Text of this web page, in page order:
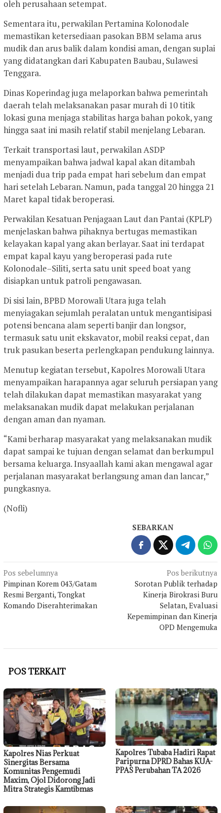
oleh perusahaan setempat.
Sementara itu, perwakilan Pertamina Kolonodale
memastikan ketersediaan pasokan BBM selama arus
mudik dan arus balik dalam kondisi aman, dengan suplai
yang didatangkan dari Kabupaten Baubau, Sulawesi
Tenggara.
Dinas Koperindag juga melaporkan bahwa pemerintah
daerah telah melaksanakan pasar murah di 10 titik
lokasi guna menjaga stabilitas harga bahan pokok, yang
hingga saat ini masih relatif stabil menjelang Lebaran.
Terkait transportasi laut, perwakilan ASDP
menyampaikan bahwa jadwal kapal akan ditambah
menjadi dua trip pada empat hari sebelum dan empat
hari setelah Lebaran. Namun, pada tanggal 20 hingga 21
Maret kapal tidak beroperasi.
Perwakilan Kesatuan Penjagaan Laut dan Pantai (KPLP)
menjelaskan bahwa pihaknya bertugas memastikan
kelayakan kapal yang akan berlayar. Saat ini terdapat
empat kapal kayu yang beroperasi pada rute
Kolonodale–Siliti, serta satu unit speed boat yang
disiapkan untuk patroli pengawasan.
Di sisi lain, BPBD Morowali Utara juga telah
menyiagakan sejumlah peralatan untuk mengantisipasi
potensi bencana alam seperti banjir dan longsor,
termasuk satu unit ekskavator, mobil reaksi cepat, dan
truk pasukan beserta perlengkapan pendukung lainnya.
Menutup kegiatan tersebut, Kapolres Morowali Utara
menyampaikan harapannya agar seluruh persiapan yang
telah dilakukan dapat memastikan masyarakat yang
melaksanakan mudik dapat melakukan perjalanan
dengan aman dan nyaman.
“Kami berharap masyarakat yang melaksanakan mudik
dapat sampai ke tujuan dengan selamat dan berkumpul
bersama keluarga. Insyaallah kami akan mengawal agar
perjalanan masyarakat berlangsung aman dan lancar,”
pungkasnya.
(Nofli)
SEBARKAN
Navigasi
pos
Pos sebelumnya
Pimpinan Korem 043/Gatam
Resmi Berganti, Tongkat
Komando Diserahterimakan
Pos berikutnya
Sorotan Publik terhadap
Kinerja Birokrasi Buru
Selatan, Evaluasi
Kepemimpinan dan Kinerja
OPD Mengemuka
POS TERKAIT
Kapolres Nias Perkuat
Sinergitas Bersama
Komunitas Pengemudi
Maxim, Ojol Didorong Jadi
Mitra Strategis Kamtibmas
Kapolres Tubaba Hadiri Rapat
Paripurna DPRD Bahas KUA-
PPAS Perubahan TA 2026